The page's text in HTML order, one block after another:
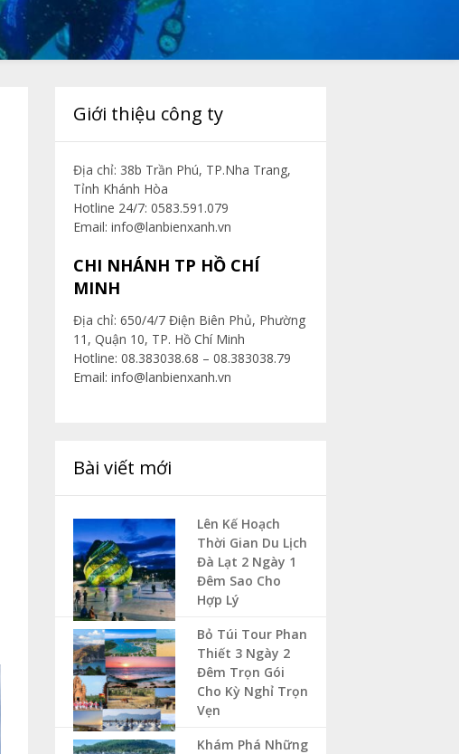
Giới thiệu công ty
Địa chỉ: 38b Trần Phú, TP.Nha Trang,
Tỉnh Khánh Hòa
Hotline 24/7: 0583.591.079
Email: info@lanbienxanh.vn
CHI NHÁNH TP HỒ CHÍ
MINH
Địa chỉ: 650/4/7 Điện Biên Phủ, Phường
11, Quận 10, TP. Hồ Chí Minh
Hotline: 08.383038.68 – 08.383038.79
Email: info@lanbienxanh.vn
Bài viết mới
Lên Kế Hoạch
Thời Gian Du Lịch
Đà Lạt 2 Ngày 1
Đêm Sao Cho
Hợp Lý
Bỏ Túi Tour Phan
Thiết 3 Ngày 2
Đêm Trọn Gói
Cho Kỳ Nghỉ Trọn
Vẹn
Khám Phá Những